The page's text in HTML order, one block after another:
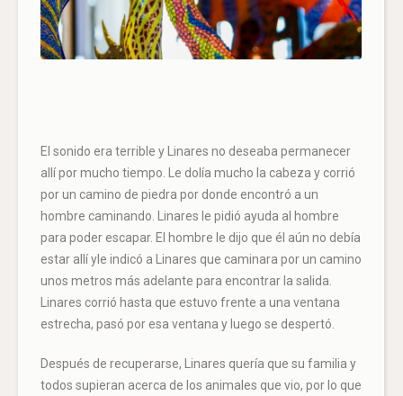
El sonido era terrible y Linares no deseaba permanecer
allí por mucho tiempo. Le dolía mucho la cabeza y corrió
por un camino de piedra por donde encontró a un
hombre caminando. Linares le pidió ayuda al hombre
para poder escapar. El hombre le dijo que él aún no debía
estar allí yle indicó a Linares que caminara por un camino
unos metros más adelante para encontrar la salida.
Linares corrió hasta que estuvo frente a una ventana
estrecha, pasó por esa ventana y luego se despertó.
Después de recuperarse, Linares quería que su familia y
todos supieran acerca de los animales que vio, por lo que